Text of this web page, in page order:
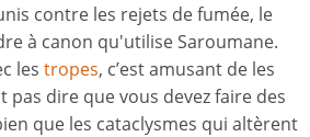
contre les rejets de fumée, le
à canon qu'utilise Saroumane.
les tropes, c’est amusant de les
pas dire que vous devez faire des
que les cataclysmes qui altèrent